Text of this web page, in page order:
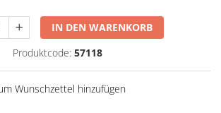
IN DEN WARENKORB
Produktcode: 57118
Wunschzettel hinzufügen